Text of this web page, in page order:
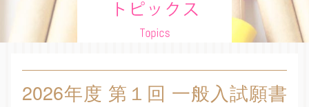
2026年度 第１回 一般入試願書